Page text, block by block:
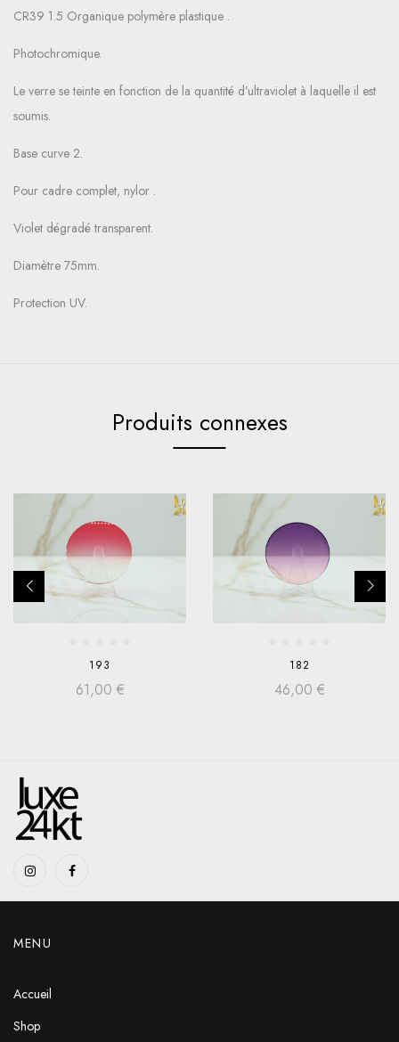
CR39 1.5 Organique polymère plastique .
Photochromique.
Le verre se teinte en fonction de la quantité d’ultraviolet à laquelle il est
soumis.
Base curve 2.
Pour cadre complet, nylor .
Violet dégradé transparent.
Diamètre 75mm.
Protection UV.
Produits connexes
193
61,00 €
182
46,00 €
MENU
Accueil
Shop